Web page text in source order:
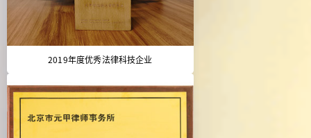
2019年度优秀法律科技企业